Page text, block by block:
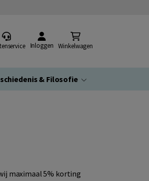
Inloggen Winkelwagen
& Filosofie
maximaal 5% korting